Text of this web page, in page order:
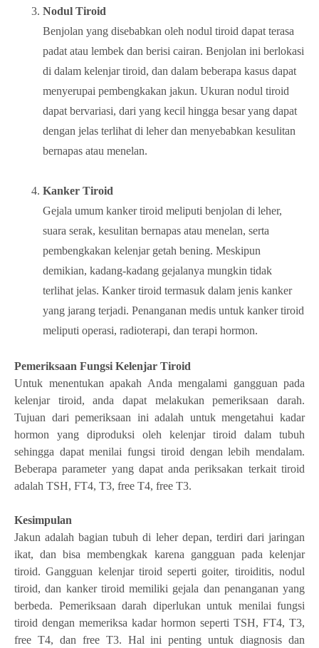
Nodul Tiroid
Benjolan yang disebabkan oleh nodul tiroid dapat terasa
padat atau lembek dan berisi cairan. Benjolan ini berlokasi
di dalam kelenjar tiroid, dan dalam beberapa kasus dapat
menyerupai pembengkakan jakun. Ukuran nodul tiroid
dapat bervariasi, dari yang kecil hingga besar yang dapat
dengan jelas terlihat di leher dan menyebabkan kesulitan
bernapas atau menelan.
Kanker Tiroid
Gejala umum kanker tiroid meliputi benjolan di leher,
suara serak, kesulitan bernapas atau menelan, serta
pembengkakan kelenjar getah bening. Meskipun
demikian, kadang-kadang gejalanya mungkin tidak
terlihat jelas. Kanker tiroid termasuk dalam jenis kanker
yang jarang terjadi. Penanganan medis untuk kanker tiroid
meliputi operasi, radioterapi, dan terapi hormon.
Pemeriksaan Fungsi Kelenjar Tiroid
Untuk menentukan apakah Anda mengalami gangguan pada
kelenjar tiroid, anda dapat melakukan pemeriksaan darah.
Tujuan dari pemeriksaan ini adalah untuk mengetahui kadar
hormon yang diproduksi oleh kelenjar tiroid dalam tubuh
sehingga dapat menilai fungsi tiroid dengan lebih mendalam.
Beberapa parameter yang dapat anda periksakan terkait tiroid
adalah TSH, FT4, T3, free T4, free T3.
Kesimpulan
Jakun adalah bagian tubuh di leher depan, terdiri dari jaringan
ikat, dan bisa membengkak karena gangguan pada kelenjar
tiroid. Gangguan kelenjar tiroid seperti goiter, tiroiditis, nodul
tiroid, dan kanker tiroid memiliki gejala dan penanganan yang
berbeda. Pemeriksaan darah diperlukan untuk menilai fungsi
tiroid dengan memeriksa kadar hormon seperti TSH, FT4, T3,
free T4, dan free T3. Hal ini penting untuk diagnosis dan